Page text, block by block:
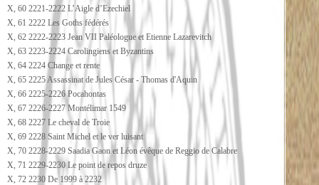
X, 60 2221-2222 L’Aigle d’Ezechiel
X, 61 2222 Les Goths fédérés
X, 62 2222-2223 Jean VII Paléologue et Etienne Lazarevitch
X, 63 2223-2224 Carolingiens et Byzantins
X, 64 2224 Change et rente
X, 65 2225 Assassinat de Jules César - Thomas d'Aquin
X, 66 2225-2226 Pocahontas
X, 67 2226-2227 Montélimar 1549
X, 68 2227 Le cheval de Troie
X, 69 2228 Saint Michel et le ver luisant
X, 70 2228-2229 Saadia Gaon et Léon évêque de Reggio de Calabre
X, 71 2229-2230 Le point de repos druze
X, 72 2230 De 1999 à 2232